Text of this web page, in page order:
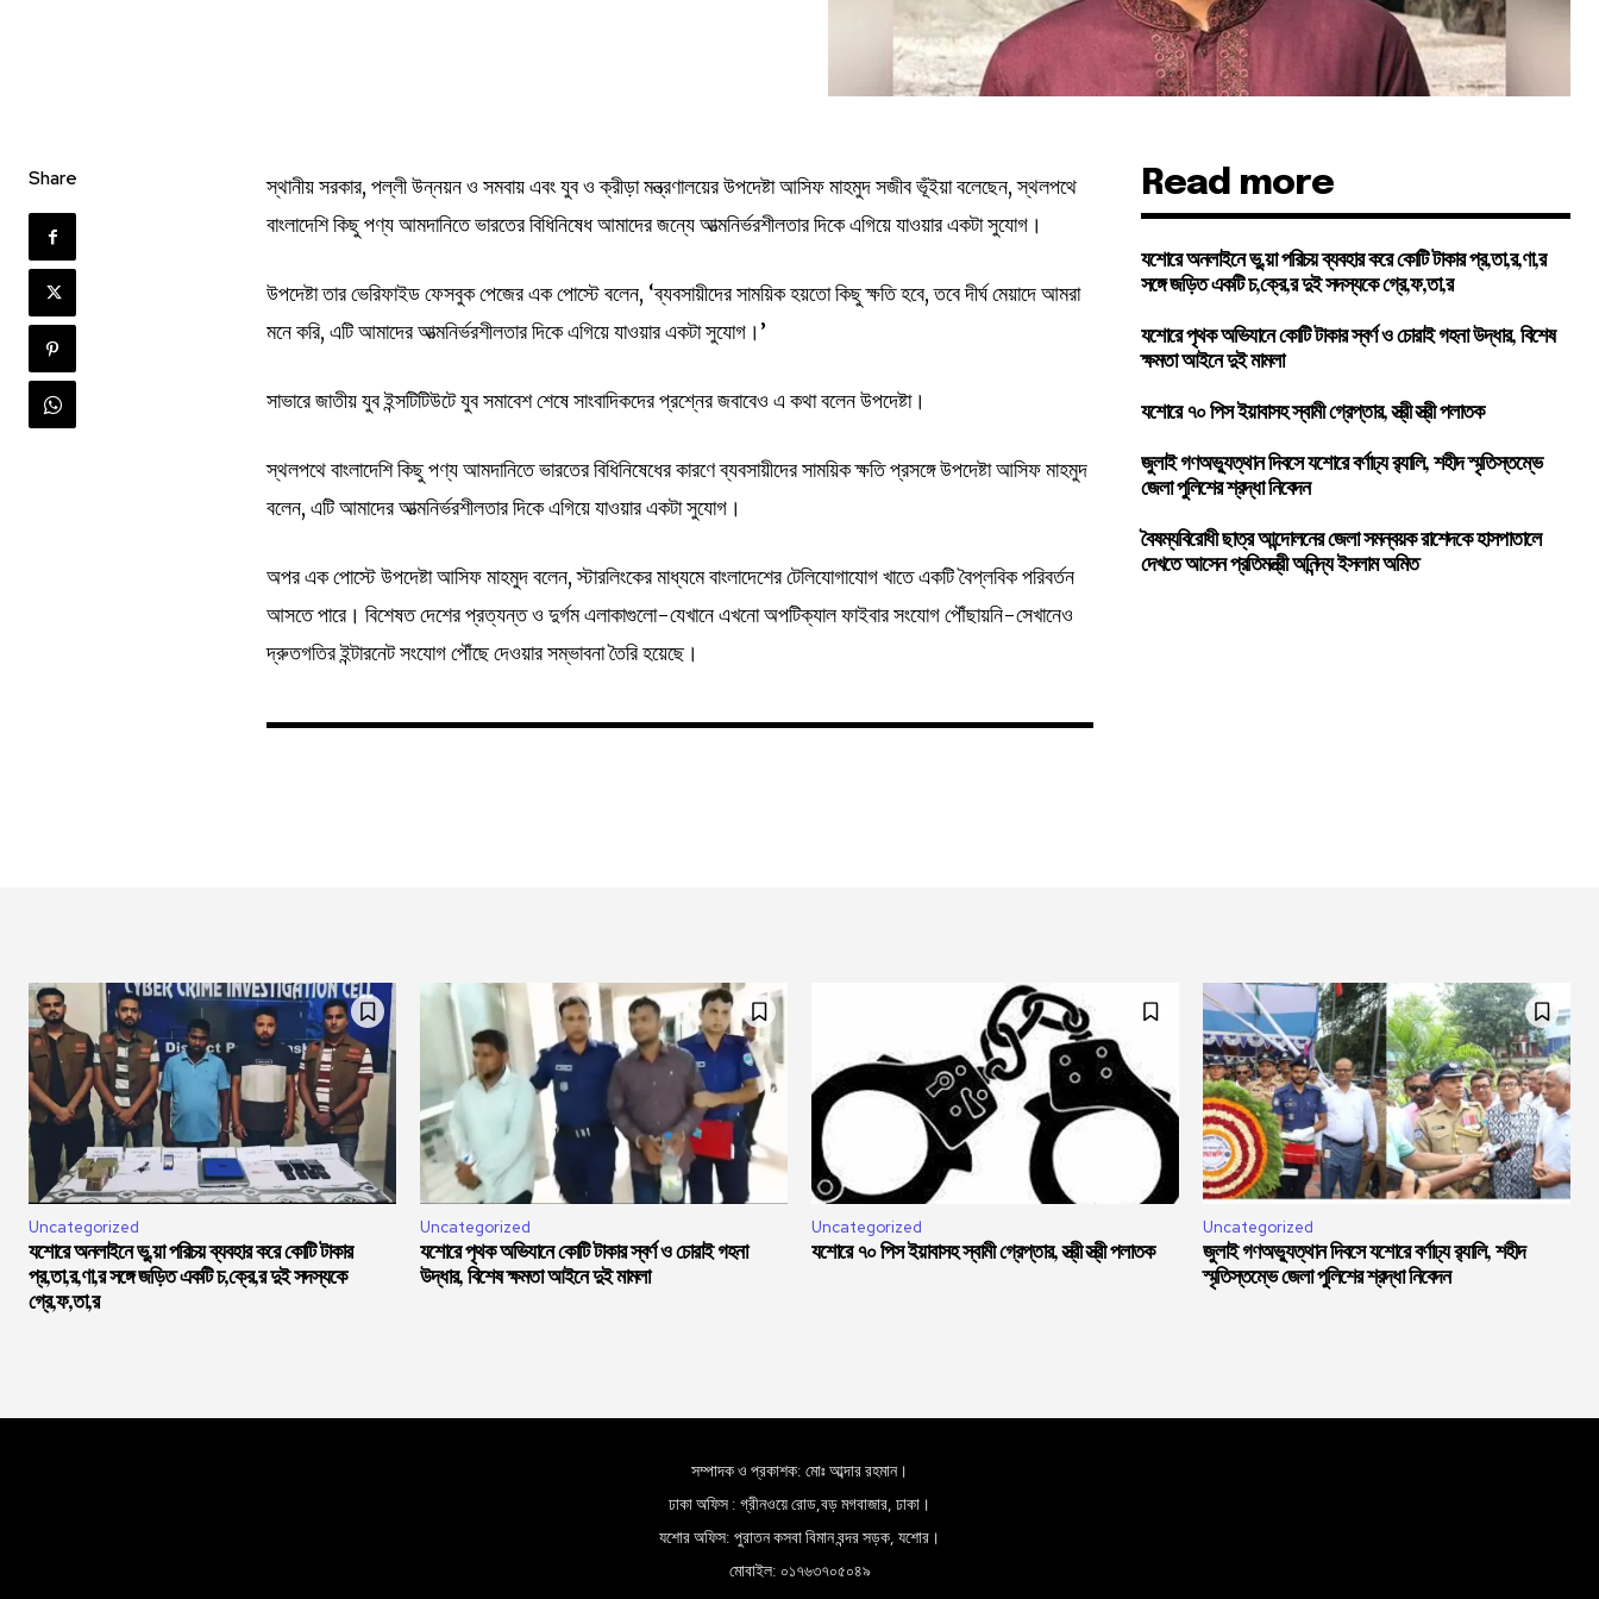
Share
স্থানীয় সরকার, পল্লী উন্নয়ন ও সমবায় এবং যুব ও ক্রীড়া মন্ত্রণালয়ের উপদেষ্টা আসিফ মাহমুদ সজীব ভূঁইয়া বলেছেন, স্থলপথে
বাংলাদেশি কিছু পণ্য আমদানিতে ভারতের বিধিনিষেধ আমাদের জন্যে আত্মনির্ভরশীলতার দিকে এগিয়ে যাওয়ার একটা সুযোগ।
উপদেষ্টা তার ভেরিফাইড ফেসবুক পেজের এক পোস্টে বলেন, ‘ব্যবসায়ীদের সাময়িক হয়তো কিছু ক্ষতি হবে, তবে দীর্ঘ মেয়াদে আমরা
মনে করি, এটি আমাদের আত্মনির্ভরশীলতার দিকে এগিয়ে যাওয়ার একটা সুযোগ।’
সাভারে জাতীয় যুব ইন্সটিটিউটে যুব সমাবেশ শেষে সাংবাদিকদের প্রশ্নের জবাবেও এ কথা বলেন উপদেষ্টা।
স্থলপথে বাংলাদেশি কিছু পণ্য আমদানিতে ভারতের বিধিনিষেধের কারণে ব্যবসায়ীদের সাময়িক ক্ষতি প্রসঙ্গে উপদেষ্টা আসিফ মাহমুদ
বলেন, এটি আমাদের আত্মনির্ভরশীলতার দিকে এগিয়ে যাওয়ার একটা সুযোগ।
অপর এক পোস্টে উপদেষ্টা আসিফ মাহমুদ বলেন, স্টারলিংকের মাধ্যমে বাংলাদেশের টেলিযোগাযোগ খাতে একটি বৈপ্লবিক পরিবর্তন
আসতে পারে। বিশেষত দেশের প্রত্যন্ত ও দুর্গম এলাকাগুলো-যেখানে এখনো অপটিক্যাল ফাইবার সংযোগ পৌঁছায়নি-সেখানেও
দ্রুতগতির ইন্টারনেট সংযোগ পৌঁছে দেওয়ার সম্ভাবনা তৈরি হয়েছে।
Read more
যশোরে অনলাইনে ভু,য়া পরিচয় ব্যবহার করে কোটি টাকার প্র,তা,র,ণা,র
সঙ্গে জড়িত একটি চ,ক্রে,র দুই সদস্যকে গ্রে,ফ,তা,র
যশোরে পৃথক অভিযানে কোটি টাকার স্বর্ণ ও চোরাই গহনা উদ্ধার, বিশেষ
ক্ষমতা আইনে দুই মামলা
যশোরে ৭০ পিস ইয়াবাসহ স্বামী গ্রেপ্তার, স্ত্রী স্ত্রী পলাতক
জুলাই গণঅভ্যুত্থান দিবসে যশোরে বর্ণাঢ্য র‍্যালি, শহীদ স্মৃতিস্তম্ভে
জেলা পুলিশের শ্রদ্ধা নিবেদন
বৈষম্যবিরোধী ছাত্র আন্দোলনের জেলা সমন্বয়ক রাশেদকে হাসপাতালে
দেখতে আসেন প্রতিমন্ত্রী অনিন্দ্য ইসলাম অমিত
Uncategorized
যশোরে অনলাইনে ভু,য়া পরিচয় ব্যবহার করে কোটি টাকার
প্র,তা,র,ণা,র সঙ্গে জড়িত একটি চ,ক্রে,র দুই সদস্যকে
গ্রে,ফ,তা,র
Uncategorized
যশোরে পৃথক অভিযানে কোটি টাকার স্বর্ণ ও চোরাই গহনা
উদ্ধার, বিশেষ ক্ষমতা আইনে দুই মামলা
Uncategorized
যশোরে ৭০ পিস ইয়াবাসহ স্বামী গ্রেপ্তার, স্ত্রী স্ত্রী পলাতক
Uncategorized
জুলাই গণঅভ্যুত্থান দিবসে যশোরে বর্ণাঢ্য র‍্যালি, শহীদ
স্মৃতিস্তম্ভে জেলা পুলিশের শ্রদ্ধা নিবেদন
সম্পাদক ও প্রকাশক: মোঃ আব্দার রহমান।
ঢাকা অফিস : গ্রীনওয়ে রোড,বড় মগবাজার, ঢাকা।
যশোর অফিস: পুরাতন কসবা বিমান বন্দর সড়ক, যশোর।
মোবাইল: ০১৭৬৩৭০৫০৪৯